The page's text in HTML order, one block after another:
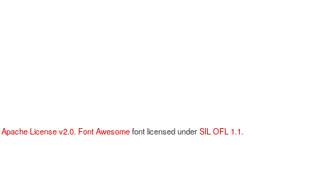
Apache License v2.0. Font Awesomefont licensed underSIL OFL 1.1.